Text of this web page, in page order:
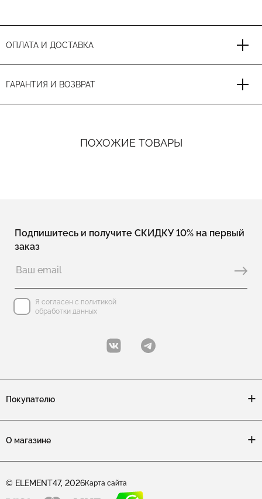
ОПЛАТА И ДОСТАВКА
ГАРАНТИЯ И ВОЗВРАТ
ПОХОЖИЕ ТОВАРЫ
Подпишитесь и получите СКИДКУ 10% на первый
заказ
Я согласен с политикой
обработки данных
Покупателю
О магазине
© ELEMENT47, 2026Карта сайта